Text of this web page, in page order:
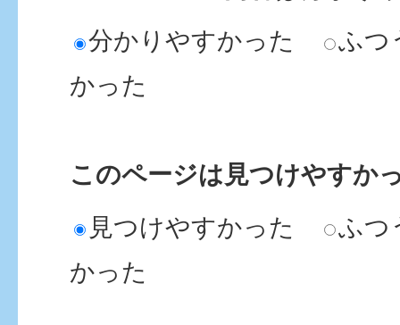
分かりやすかった
ふつ
かった
このページは見つけやすか
見つけやすかった
ふつ
かった